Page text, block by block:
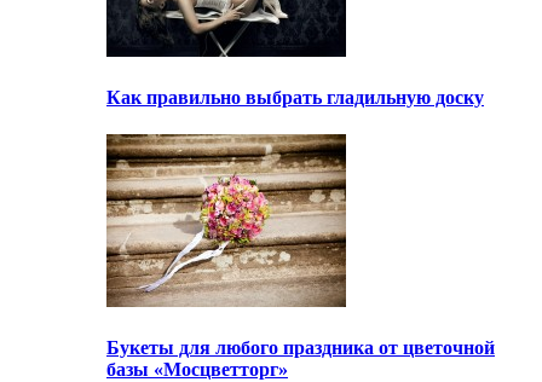
Как правильно выбрать гладильную доску
Букеты для любого праздника от цветочной
базы «Мосцветторг»